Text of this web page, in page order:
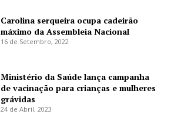
Carolina serqueira ocupa cadeirão
máximo da Assembleia Nacional
16 de Setembro, 2022
Ministério da Saúde lança campanha
de vacinação para crianças e mulheres
grávidas
24 de Abril, 2023